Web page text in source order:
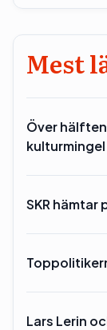
Mest
Över
kulturmingel
SKR
Lars Lerin